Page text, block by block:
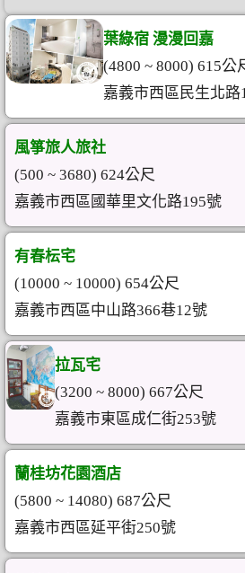
葉綠宿 漫漫回嘉
(4800 ~ 8000) 615公
嘉義市西區民生北路
風箏旅人旅社
(500 ~ 3680) 624公尺
嘉義市西區國華里文化路195號
有春枟宅
(10000 ~ 10000) 654公尺
嘉義市西區中山路366巷12號
拉瓦宅
(3200 ~ 8000) 667公尺
嘉義市東區成仁街253號
蘭桂坊花園酒店
(5800 ~ 14080) 687公尺
嘉義市西區延平街250號